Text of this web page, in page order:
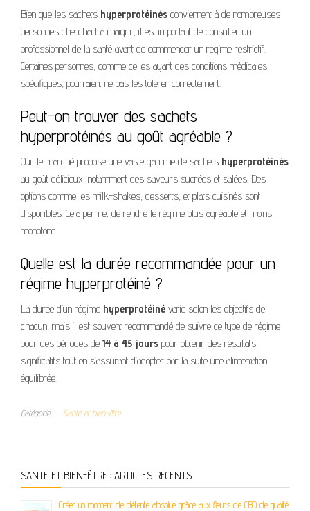
Bien que les sachets hyperprotéinés conviennent à de nombreuses
personnes cherchant à maigrir, il est important de consulter un
professionnel de la santé avant de commencer un régime restrictif.
Certaines personnes, comme celles ayant des conditions médicales
spécifiques, pourraient ne pas les tolérer correctement.
Peut-on trouver des sachets
hyperprotéinés au goût agréable ?
Oui, le marché propose une vaste gamme de sachets hyperprotéinés
au goût délicieux, notamment des saveurs sucrées et salées. Des
options comme les milk-shakes, desserts, et plats cuisinés sont
disponibles. Cela permet de rendre le régime plus agréable et moins
monotone.
Quelle est la durée recommandée pour un
régime hyperprotéiné ?
La durée d’un régime hyperprotéiné varie selon les objectifs de
chacun, mais il est souvent recommandé de suivre ce type de régime
pour des périodes de 14 à 45 jours pour obtenir des résultats
significatifs tout en s’assurant d’adopter par la suite une alimentation
équilibrée.
Catégorie Santé et bien-être
SANTÉ ET BIEN-ÊTRE : ARTICLES RÉCENTS
Créer un moment de détente absolue grâce aux fleurs de CBD de qualité